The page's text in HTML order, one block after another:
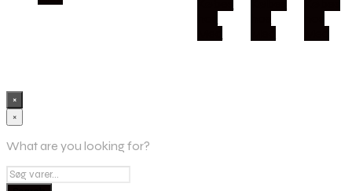
×
×
What are you looking for?